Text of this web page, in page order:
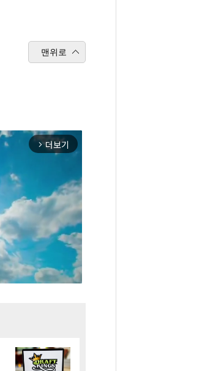
맨위로
arrow_forward_ios 더보기